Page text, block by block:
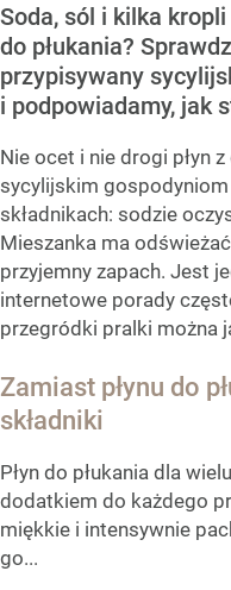
Soda, sól i kilka
do płukania?
przypisywany
i podpowiadamy, jak
Nie ocet i nie drogi płyn
sycylijskim
składnikach: sodzie
Mieszanka ma
przyjemny zapach. Jest
internetowe porady
przegródki pralki można
Zamiast płynu do
składniki
Płyn do płukania dla
dodatkiem do każdego
miękkie i intensywnie
go...